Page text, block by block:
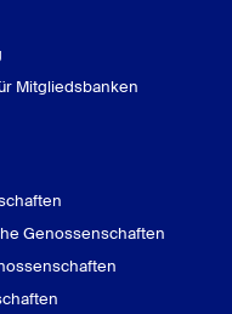
Mitgliedsbanken
Genossenschaften